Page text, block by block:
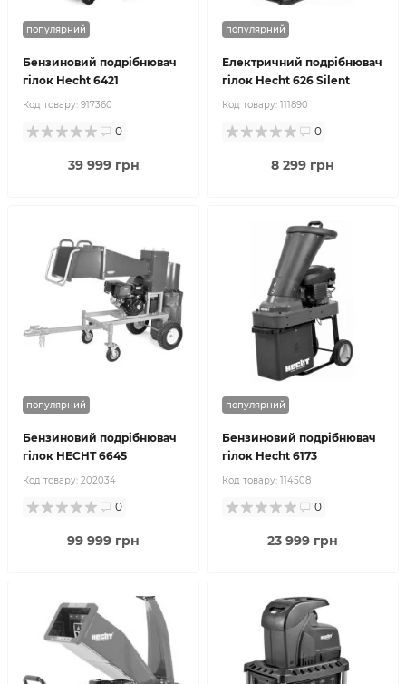
популярний
Бензиновий подрібнювач
гілок Hecht 6421
Код товару: 917360
0
39 999 грн
популярний
Електричний подрібнювач
гілок Hecht 626 Silent
Код товару: 111890
0
8 299 грн
популярний
Бензиновий подрібнювач
гілок HECHT 6645
Код товару: 202034
0
99 999 грн
популярний
Бензиновий подрібнювач
гілок Hecht 6173
Код товару: 114508
0
23 999 грн